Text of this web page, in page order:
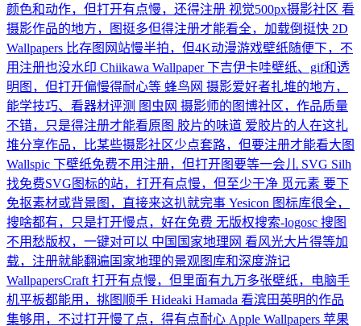
颜色和动作，但打开有点慢，还得注册 视觉500px摄影社区 看
摄影作品的地方，图挺多但得注册才能看全，加载倒挺快 2D
Wallpapers 比存图网站慢半拍，但4K动漫游戏壁纸随便下，不
用注册也没水印 Chiikawa Wallpaper 下吉伊卡哇壁纸、gif和透
明图，但打开偏慢得耐心等 蜂鸟网 摄影爱好者扎堆的地方，
能学技巧、看器材评测 图虫网 摄影师的图博社区，作品质量
不错，只是得注册才能看原图 胶片的味道 爱胶片的人在这扎
堆分享作品，比某些摄影社区少点套路，但要注册才能看大图
Wallspic 下壁纸免费不用注册，但打开图要等一会儿 SVG Silh
找免费SVG图标的站，打开有点慢，但至少干净 觅元素 要下
免抠素材或背景图，直接来这扒就完事 Yesicon 图标库很全，
搜啥都有，只是打开慢点，好在免费 无版权搜索-logosc 搜图
不用愁版权，一键对可以 中国国家地理网 看风光大片得等加
载，注册就能翻遍国家地理的景观图库和深度游记
WallpapersCraft 打开有点慢，但里面有九万多张壁纸，电脑手
机平板都能用，挑图顺手 Hideaki Hamada 看滨田英明的作品
集够用，不过打开慢了点，得有点耐心 Apple Wallpapers 苹果